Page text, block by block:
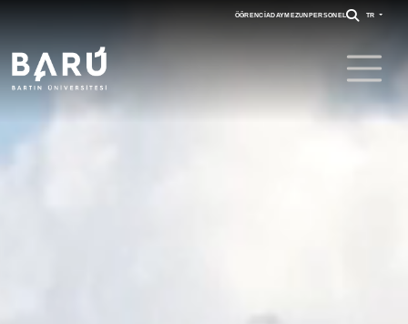
ÖĞRENCI ADAYMEZUN PERSONEL TR